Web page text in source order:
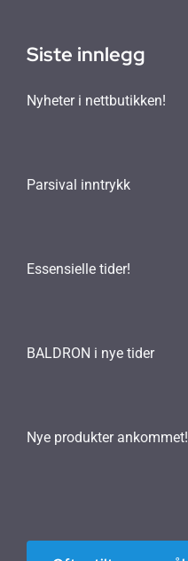
Siste innlegg
Nyheter i nettbutikken!
Parsival inntrykk
Essensielle tider!
BALDRON i nye tider
Nye produkter ankommet!